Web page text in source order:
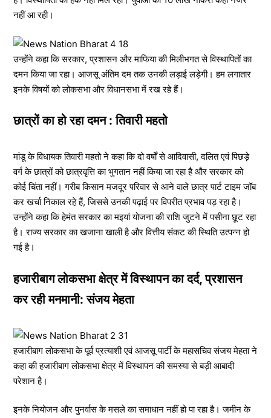
नहीं आ रही।
उन्होंने कहा कि सरकार, प्रशासन और माफिया की मिलीभगत से विस्थापितों का
दमन किया जा रहा। आजसू अंतिम दम तक उनकी लड़ाई लड़ेगी। हम लगातार
इनके विषयों को लोकसभा और विधानसभा में रख रहे हैं।
छात्रों का हो रहा दमन : तिवारी महतो
मांडू के विधायक तिवारी महतो ने कहा कि दो वर्षों से आदिवासी, दलित एवं पिछड़े
वर्ग के छात्रों को छात्रवृत्ति का भुगतान नहीं किया जा रहा है और सरकार को
कोई चिंता नहीं। गरीब किसान मजदूर परिवार से आने वाले छात्र पार्ट टाइम जॉब
कर खर्चा निकाल रहे हैं, जिससे उनकी पढ़ाई पर विपरीत प्रभाव पड़ रहा है।
उन्होंने कहा कि हेमंत सरकार का मइयां योजना की राशि जुटने में पसीना छूट रहा
है। राज्य सरकार का खजाना खाली है और वित्तीय संकट की स्थिति उत्पन्न हो
गई है।
हजारीबाग लोकसभा क्षेत्र में विस्थापन का दर्द, प्रशासन
कर रही मनमानी: संजय मेहता
हजारीबाग लोकसभा के पूर्व प्रत्याशी एवं आजसू पार्टी के महासचिव संजय मेहता ने
कहा की हजारीबाग लोकसभा क्षेत्र में विस्थापन की समस्या से बड़ी आबादी
परेशान है।
इनके नियोजन और पुनर्वास के मसले का समाधान नहीं हो पा रहा है। जमीन के